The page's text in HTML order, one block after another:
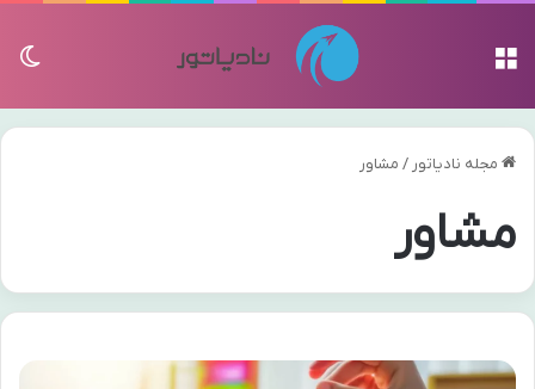
مجله نادیاتور / مشاور
مشاور